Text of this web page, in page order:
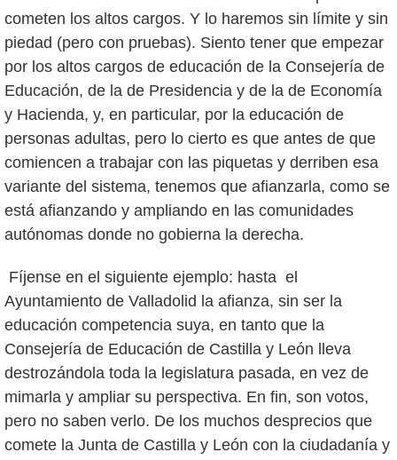
cometen los altos cargos. Y lo haremos sin límite y sin
piedad (pero con pruebas). Siento tener que empezar
por los altos cargos de educación de la Consejería de
Educación, de la de Presidencia y de la de Economía
y Hacienda, y, en particular, por la educación de
personas adultas, pero lo cierto es que antes de que
comiencen a trabajar con las piquetas y derriben esa
variante del sistema, tenemos que afianzarla, como se
está afianzando y ampliando en las comunidades
autónomas donde no gobierna la derecha.
Fíjense en el siguiente ejemplo: hasta el
Ayuntamiento de Valladolid la afianza, sin ser la
educación competencia suya, en tanto que la
Consejería de Educación de Castilla y León lleva
destrozándola toda la legislatura pasada, en vez de
mimarla y ampliar su perspectiva. En fin, son votos,
pero no saben verlo. De los muchos desprecios que
comete la Junta de Castilla y León con la ciudadanía y